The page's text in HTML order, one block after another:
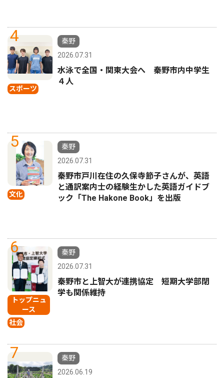
4
スポーツ
秦野
2026.07.31
水泳で全国・関東大会へ 秦野市内中学生
４人
5
文化
秦野
2026.07.31
秦野市戸川在住の久保寺節子さんが、英語
と通訳案内士の経験生かした英語ガイドブ
ック「The Hakone Book」を出版
6
トップニュ
ース
社会
秦野
2026.07.31
秦野市と上智大が連携協定 短期大学部閉
学も関係維持
7
秦野
2026.06.19